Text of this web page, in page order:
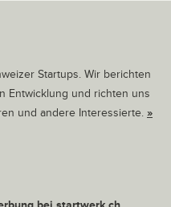
Startups. Wir berichten
Entwicklung und richten uns
und andere Interessierte. »